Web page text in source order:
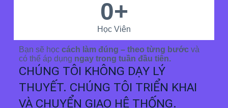
Học Viên
0+
Bạn sẽ học cách làm đúng – theo từng bướcvà
có thể áp dụng ngay trong tuần đầu tiên.
CHÚNG TÔI KHÔNG DẠY LÝ
THUYẾT. CHÚNG TÔI TRIỂN KHAI
VÀ CHUYỂN GIAO HỆ THỐNG.